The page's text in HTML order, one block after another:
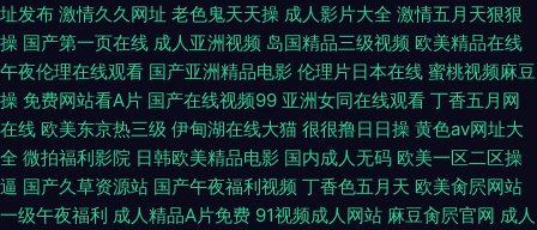
视频精品91 浮力亚洲影院 91视频九色蝌蚪蝌蚪 一本道AV在线 欧美日韩乱轮
网站 青青草日韩专区 欧美A级性爱 国产系列精品久无 99re欧美性爱 中日美
韩Av 丝袜后入激情网站 狼人国成人网 成人国产AV凹凸精品 97色色综合网
亚洲综合尤物 日韩美女一级A片 久久大香蕉影视 国产香一区二 岛国av无码
址发布 激情久久网址 老色鬼天天操 成人影片大全 激情五月天狠狠
操 国产第一页在线 成人亚洲视频 岛国精品三级视频 欧美精品在线
午夜伦理在线观看 国产亚洲精品电影 伦理片日本在线 蜜桃视频麻豆
操 免费网站看A片 国产在线视频99 亚洲女同在线观看 丁香五月网
在线 欧美东京热三级 伊甸湖在线大猫 很很撸日日操 黄色av网址大
全 微拍福利影院 日韩欧美精品电影 国内成人无码 欧美一区二区操
逼 国产久草资源站 国产午夜福利视频 丁香色五月天 欧美肏屄网站
一级午夜福利 成人精品A片免费 91视频成人网站 麻豆肏屄官网 成人